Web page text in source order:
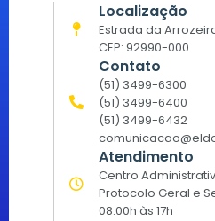
Localização
Estrada da
CEP: 92990-000
Contato
(51) 3499-6300
(51) 3499-6400
(51) 3499-6432
Atendimento
Centro
Protocolo Geral e
08:00h às 17h